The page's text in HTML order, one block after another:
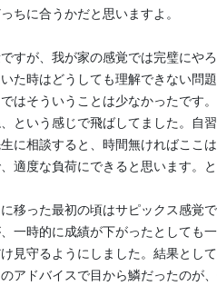
ちに合うかだと思いますよ。
すが、我が家の感覚では完璧にや
た時はどうしても理解できない問
はそういうことは少なかったです
という感じで飛ばしてました。自
に相談すると、時間無ければここ
適度な負荷にできると思います。
移った最初の頃はサピックス感覚
一時的に成績が下がったとしても
見守るようにしました。結果として
アドバイスで目から鱗だったのが